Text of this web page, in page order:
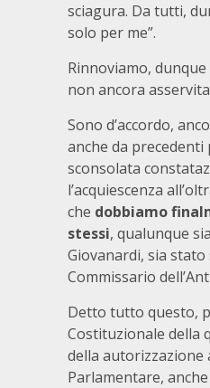
sciagura. Da tutti,
solo per me”.
Rinnoviamo,
non ancora
Sono d’accordo,
anche da precedenti
sconsolata
l’acquiescenza
che dobbiamo
stessi, qualunque
Giovanardi, sia
Commissario
Detto tutto questo,
Costituzionale della
della autorizzazione
Parlamentare,